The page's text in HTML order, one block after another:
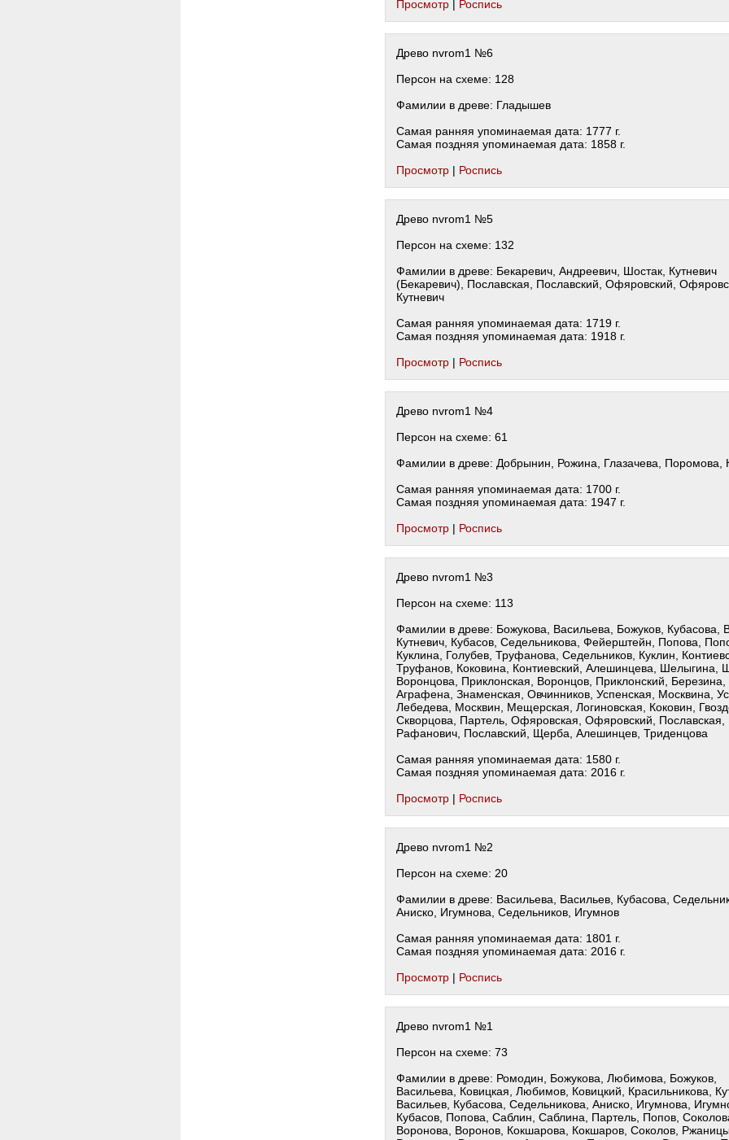
Просмотр | Роспись
Древо nvrom1 №6
Персон на схеме: 128
Фамилии в древе: Гладышев
Самая ранняя упоминаемая дата: 1777 г.
Самая поздняя упоминаемая дата: 1858 г.
Просмотр | Роспись
Древо nvrom1 №5
Персон на схеме: 132
Фамилии в древе: Бекаревич, Андреевич, Шостак, Кутневич
(Бекаревич), Пославская, Пославский, Офяровский,
Кутневич
Самая ранняя упоминаемая дата: 1719 г.
Самая поздняя упоминаемая дата: 1918 г.
Просмотр | Роспись
Древо nvrom1 №4
Персон на схеме: 61
Фамилии в древе: Добрынин, Рожина, Глазачева, Поромова,
Самая ранняя упоминаемая дата: 1700 г.
Самая поздняя упоминаемая дата: 1947 г.
Просмотр | Роспись
Древо nvrom1 №3
Персон на схеме: 113
Фамилии в древе: Божукова, Васильева, Божуков, Кубасова,
Кутневич, Кубасов, Седельникова, Фейерштейн, Попова,
Куклина, Голубев, Труфанова, Седельников, Куклин,
Труфанов, Коковина, Контиевский, Алешинцева, Шелыгина,
Воронцова, Приклонская, Воронцов, Приклонский, Березина,
Аграфена, Знаменская, Овчинников, Успенская, Москвина,
Лебедева, Москвин, Мещерская, Логиновская, Коковин,
Скворцова, Партель, Офяровская, Офяровский, Пославская,
Рафанович, Пославский, Щерба, Алешинцев, Триденцова
Самая ранняя упоминаемая дата: 1580 г.
Самая поздняя упоминаемая дата: 2016 г.
Просмотр | Роспись
Древо nvrom1 №2
Персон на схеме: 20
Фамилии в древе: Васильева, Васильев, Кубасова,
Аниско, Игумнова, Седельников, Игумнов
Самая ранняя упоминаемая дата: 1801 г.
Самая поздняя упоминаемая дата: 2016 г.
Просмотр | Роспись
Древо nvrom1 №1
Персон на схеме: 73
Фамилии в древе: Ромодин, Божукова, Любимова, Божуков,
Васильева, Ковицкая, Любимов, Ковицкий, Красильникова,
Васильев, Кубасова, Седельникова, Аниско, Игумнова,
Кубасов, Попова, Саблин, Саблина, Партель, Попов,
Воронова, Воронов, Кокшарова, Кокшаров, Соколов,